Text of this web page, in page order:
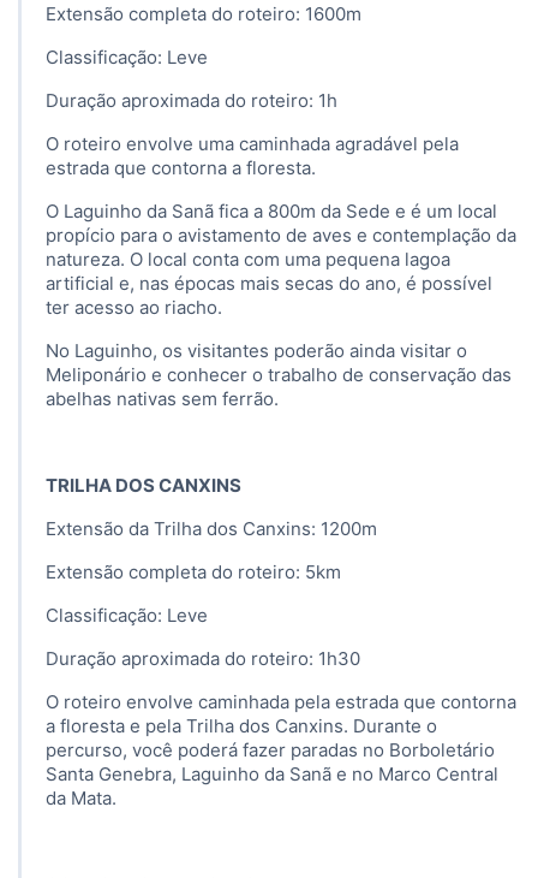
Extensão completa do roteiro: 1600m
Classificação: Leve
Duração aproximada do roteiro: 1h
O roteiro envolve uma caminhada agradável pela
estrada que contorna a floresta.
O Laguinho da Sanã fica a 800m da Sede e é um local
propício para o avistamento de aves e contemplação da
natureza. O local conta com uma pequena lagoa
artificial e, nas épocas mais secas do ano, é possível
ter acesso ao riacho.
No Laguinho, os visitantes poderão ainda visitar o
Meliponário e conhecer o trabalho de conservação das
abelhas nativas sem ferrão.
TRILHA DOS CANXINS
Extensão da Trilha dos Canxins: 1200m
Extensão completa do roteiro: 5km
Classificação: Leve
Duração aproximada do roteiro: 1h30
O roteiro envolve caminhada pela estrada que contorna
a floresta e pela Trilha dos Canxins. Durante o
percurso, você poderá fazer paradas no Borboletário
Santa Genebra, Laguinho da Sanã e no Marco Central
da Mata.